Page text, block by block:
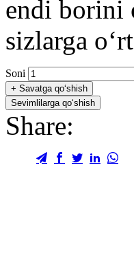
endi borini
sizlarga
Soni
+ Savatga qo‘shish
Sevimlilarga qo‘shish
Share: